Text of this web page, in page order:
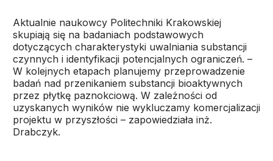
Aktualnie naukowcy Politechniki Krakowskiej
skupiają się na badaniach podstawowych
dotyczących charakterystyki uwalniania substancji
czynnych i identyfikacji potencjalnych ograniczeń. –
W kolejnych etapach planujemy przeprowadzenie
badań nad przenikaniem substancji bioaktywnych
przez płytkę paznokciową. W zależności od
uzyskanych wyników nie wykluczamy komercjalizacji
projektu w przyszłości – zapowiedziała inż.
Drabczyk.